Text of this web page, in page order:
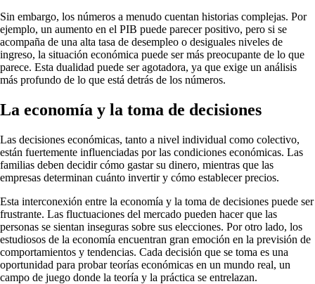
Sin embargo, los números a menudo cuentan historias complejas. Por
ejemplo, un aumento en el PIB puede parecer positivo, pero si se
acompaña de una alta tasa de desempleo o desiguales niveles de
ingreso, la situación económica puede ser más preocupante de lo que
parece. Esta dualidad puede ser agotadora, ya que exige un análisis
más profundo de lo que está detrás de los números.
La economía y la toma de decisiones
Las decisiones económicas, tanto a nivel individual como colectivo,
están fuertemente influenciadas por las condiciones económicas. Las
familias deben decidir cómo gastar su dinero, mientras que las
empresas determinan cuánto invertir y cómo establecer precios.
Esta interconexión entre la economía y la toma de decisiones puede ser
frustrante. Las fluctuaciones del mercado pueden hacer que las
personas se sientan inseguras sobre sus elecciones. Por otro lado, los
estudiosos de la economía encuentran gran emoción en la previsión de
comportamientos y tendencias. Cada decisión que se toma es una
oportunidad para probar teorías económicas en un mundo real, un
campo de juego donde la teoría y la práctica se entrelazan.